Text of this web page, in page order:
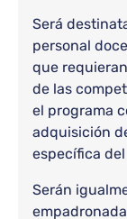
Será
personal
que
de las
el programa
adquisición
específica
Serán